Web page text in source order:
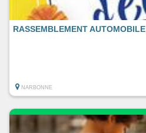
RASSEMBLEMENT AUTOMOBILE
NARBONNE